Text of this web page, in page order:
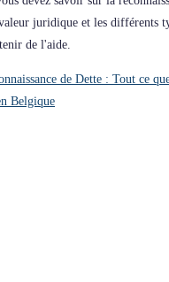
juridique et les différents
de l'aide.
de Dette : Tout ce
Belgique